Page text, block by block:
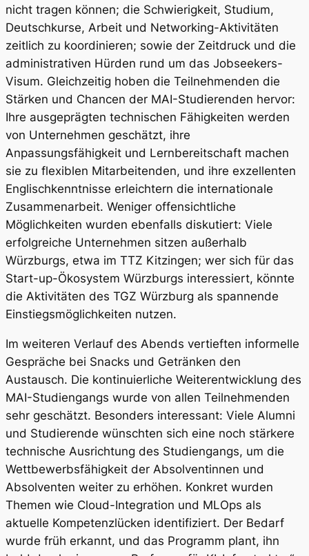
nicht tragen können; die Schwierigkeit, Studium,
Deutschkurse, Arbeit und Networking-Aktivitäten
zeitlich zu koordinieren; sowie der Zeitdruck und die
administrativen Hürden rund um das Jobseekers-
Visum. Gleichzeitig hoben die Teilnehmenden die
Stärken und Chancen der MAI-Studierenden hervor:
Ihre ausgeprägten technischen Fähigkeiten werden
von Unternehmen geschätzt, ihre
Anpassungsfähigkeit und Lernbereitschaft machen
sie zu flexiblen Mitarbeitenden, und ihre exzellenten
Englischkenntnisse erleichtern die internationale
Zusammenarbeit. Weniger offensichtliche
Möglichkeiten wurden ebenfalls diskutiert: Viele
erfolgreiche Unternehmen sitzen außerhalb
Würzburgs, etwa im TTZ Kitzingen; wer sich für das
Start-up-Ökosystem Würzburgs interessiert, könnte
die Aktivitäten des TGZ Würzburg als spannende
Einstiegsmöglichkeiten nutzen.
Im weiteren Verlauf des Abends vertieften informelle
Gespräche bei Snacks und Getränken den
Austausch. Die kontinuierliche Weiterentwicklung des
MAI-Studiengangs wurde von allen Teilnehmenden
sehr geschätzt. Besonders interessant: Viele Alumni
und Studierende wünschten sich eine noch stärkere
technische Ausrichtung des Studiengangs, um die
Wettbewerbsfähigkeit der Absolventinnen und
Absolventen weiter zu erhöhen. Konkret wurden
Themen wie Cloud-Integration und MLOps als
aktuelle Kompetenzlücken identifiziert. Der Bedarf
wurde früh erkannt, und das Programm plant, ihn